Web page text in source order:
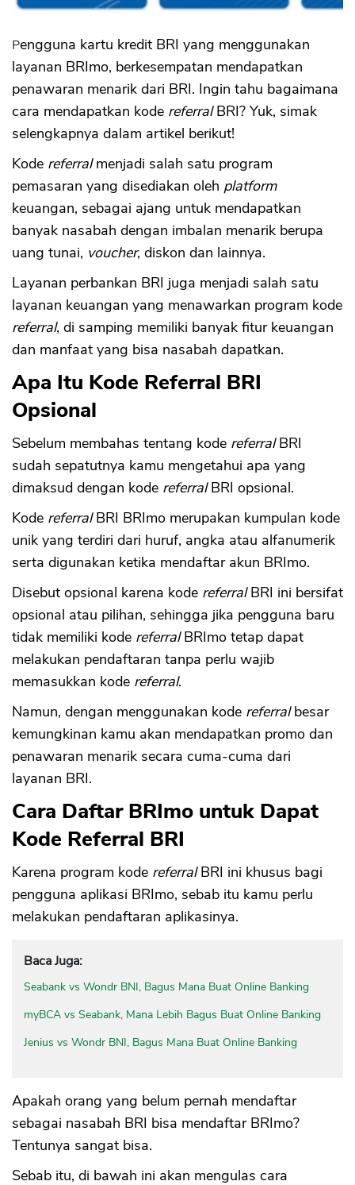
Pengguna kartu kredit BRI yang menggunakan
layanan BRImo, berkesempatan mendapatkan
penawaran menarik dari BRI. Ingin tahu bagaimana
cara mendapatkan kode referralBRI? Yuk, simak
selengkapnya dalam artikel berikut!
Kode referralmenjadi salah satu program
pemasaran yang disediakan oleh platform
keuangan, sebagai ajang untuk mendapatkan
banyak nasabah dengan imbalan menarik berupa
uang tunai, voucher, diskon dan lainnya.
Layanan perbankan BRI juga menjadi salah satu
layanan keuangan yang menawarkan program kode
referral, di samping memiliki banyak fitur keuangan
dan manfaat yang bisa nasabah dapatkan.
Apa Itu Kode Referral BRI
Opsional
Sebelum membahas tentang kode referralBRI
sudah sepatutnya kamu mengetahui apa yang
dimaksud dengan kode referralBRI opsional.
Kode referralBRI BRImo merupakan kumpulan kode
unik yang terdiri dari huruf, angka atau alfanumerik
serta digunakan ketika mendaftar akun BRImo.
Disebut opsional karena kode referralBRI ini bersifat
opsional atau pilihan, sehingga jika pengguna baru
tidak memiliki kode referralBRImo tetap dapat
melakukan pendaftaran tanpa perlu wajib
memasukkan kode referral.
Namun, dengan menggunakan kode referralbesar
kemungkinan kamu akan mendapatkan promo dan
penawaran menarik secara cuma-cuma dari
layanan BRI.
Cara Daftar BRImo untuk Dapat
Kode Referral BRI
Karena program kode referralBRI ini khusus bagi
pengguna aplikasi BRImo, sebab itu kamu perlu
melakukan pendaftaran aplikasinya.
Baca Juga:
Seabank vs Wondr BNI, Bagus Mana Buat Online Banking
myBCA vs Seabank, Mana Lebih Bagus Buat Online Banking
Jenius vs Wondr BNI, Bagus Mana Buat Online Banking
Apakah orang yang belum pernah mendaftar
sebagai nasabah BRI bisa mendaftar BRImo?
Tentunya sangat bisa.
Sebab itu, di bawah ini akan mengulas cara